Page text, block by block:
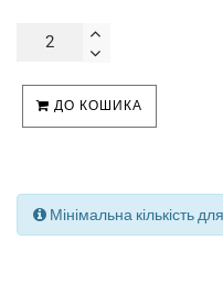
ДО КОШИКА
Мінімальна кількість